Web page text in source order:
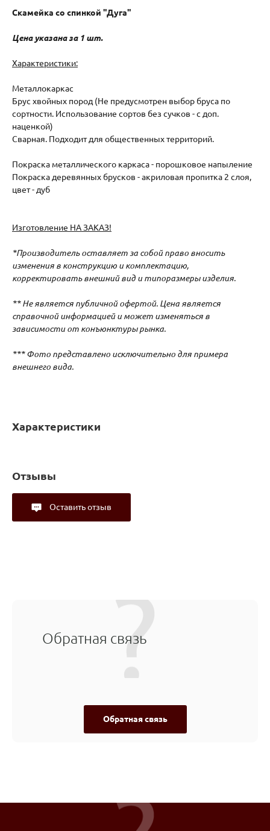
Скамейка со спинкой "Дуга"
Цена указана за 1 шт.
Характеристики:
Металлокаркас
Брус хвойных пород (Не предусмотрен выбор бруса по
сортности. Использование сортов без сучков - с доп.
наценкой)
Сварная. Подходит для общественных территорий.
Покраска металлического каркаса - порошковое напыление
Покраска деревянных брусков - акриловая пропитка 2 слоя,
цвет - дуб
Изготовление НА ЗАКАЗ!
*Производитель оставляет за собой право вносить
изменения в конструкцию и комплектацию,
корректировать внешний вид и типоразмеры изделия.
** Не является публичной офертой. Цена является
справочной информацией и может изменяться в
зависимости от конъюнктуры рынка.
*** Фото представлено исключительно для примера
внешнего вида.
Характеристики
Отзывы
Оставить отзыв
Обратная связь
Обратная связь